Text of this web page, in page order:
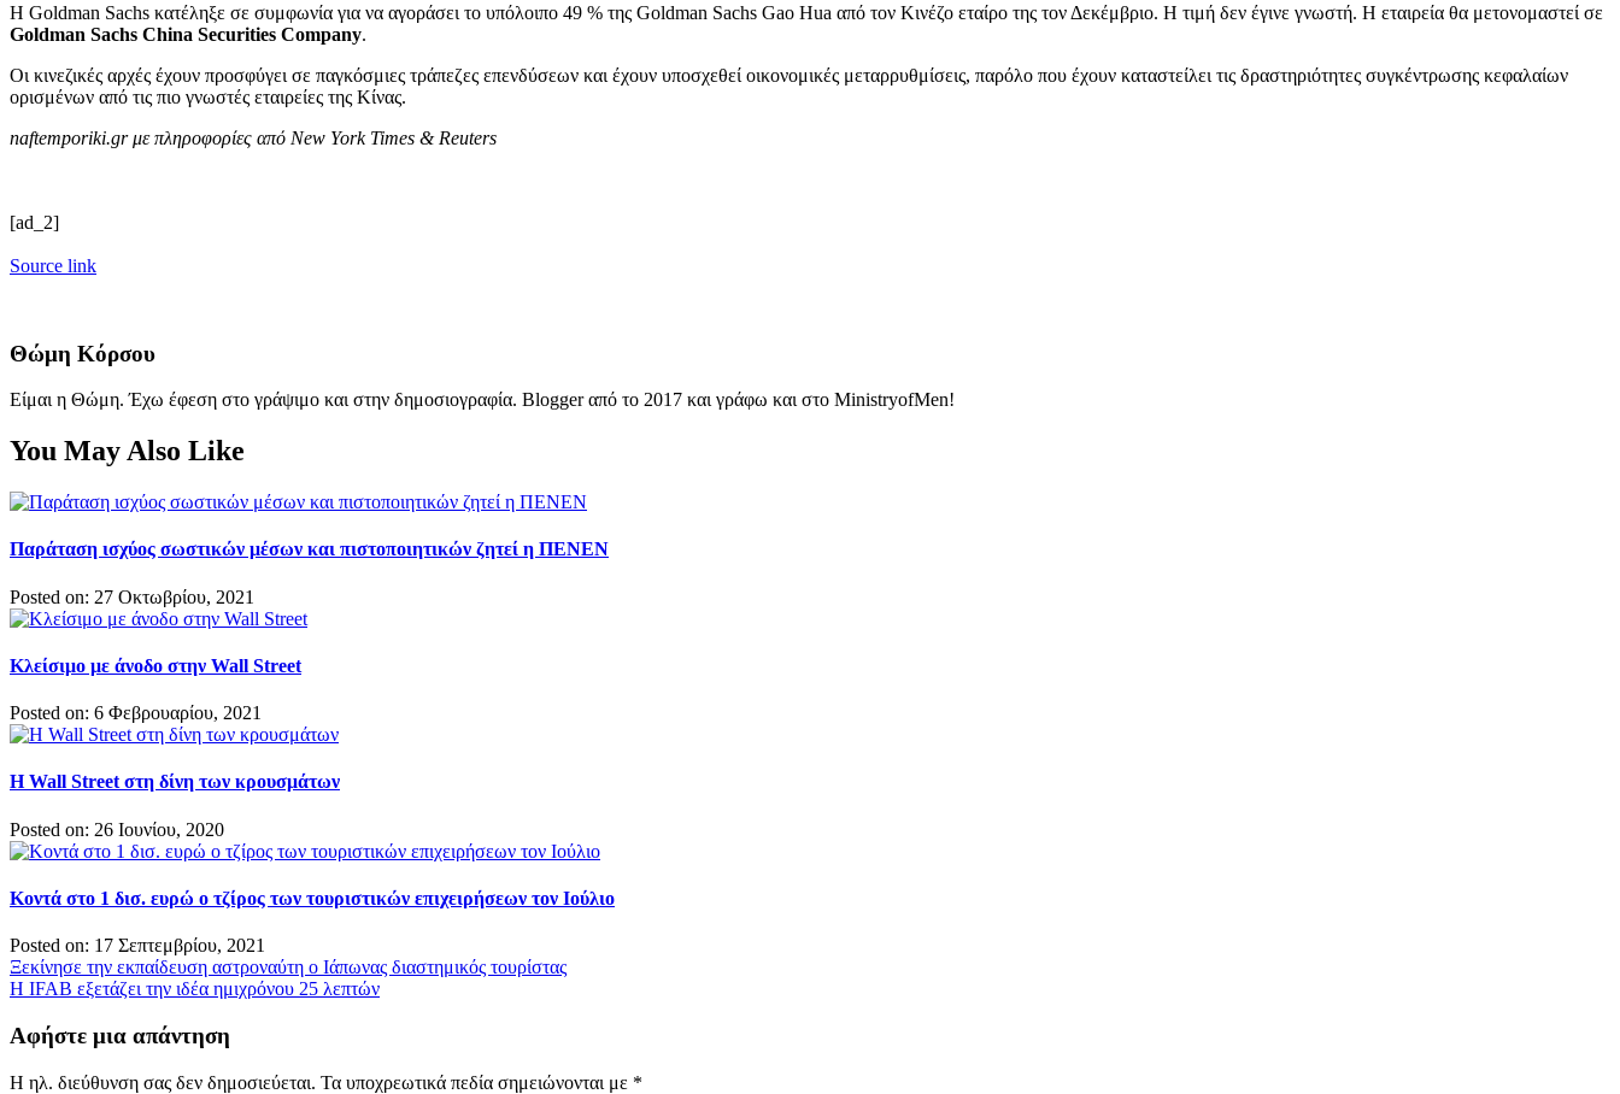
Η Goldman Sachs κατέληξε σε συμφωνία για να αγοράσει το υπόλοιπο 49 % της Goldman Sachs Gao Hua από τον Κινέζο εταίρο της τον Δεκέμβριο. Η τιμή δεν έγινε γνωστή. Η εταιρεία θα μετονομαστεί σε
Goldman Sachs China Securities Company.
Οι κινεζικές αρχές έχουν προσφύγει σε παγκόσμιες τράπεζες επενδύσεων και έχουν υποσχεθεί οικονομικές μεταρρυθμίσεις, παρόλο που έχουν καταστείλει τις δραστηριότητες συγκέντρωσης κεφαλαίων
ορισμένων από τις πιο γνωστές εταιρείες της Κίνας.
naftemporiki.gr με πληροφορίες από New York Times & Reuters
[ad_2]
Source link
Θώμη Κόρσου
Είμαι η Θώμη. Έχω έφεση στο γράψιμο και στην δημοσιογραφία. Blogger από το 2017 και γράφω και στο MinistryofMen!
You May Also Like
Παράταση ισχύος σωστικών μέσων και πιστοποιητικών ζητεί η ΠΕΝΕΝ
Posted on: 27 Οκτωβρίου, 2021
Κλείσιμο με άνοδο στην Wall Street
Posted on: 6 Φεβρουαρίου, 2021
Η Wall Street στη δίνη των κρουσμάτων
Posted on: 26 Ιουνίου, 2020
Κοντά στο 1 δισ. ευρώ ο τζίρος των τουριστικών επιχειρήσεων τον Ιούλιο
Posted on: 17 Σεπτεμβρίου, 2021
Πλοήγηση
άρθρων
Ξεκίνησε την εκπαίδευση αστροναύτη ο Ιάπωνας διαστημικός τουρίστας
Η IFAB εξετάζει την ιδέα ημιχρόνου 25 λεπτών
Αφήστε μια απάντηση
Η ηλ. διεύθυνση σας δεν δημοσιεύεται. Τα υποχρεωτικά πεδία σημειώνονται με *